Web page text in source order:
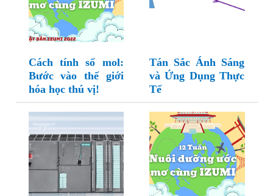
Cách tính số mol:
Bước vào thế giới
hóa học thú vị!
Tán Sắc Ánh Sáng
và Ứng Dụng Thực
Tế